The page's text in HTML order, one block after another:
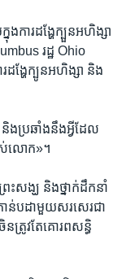
ង​ការ​ដង្ហែ​ក្បួន​អហិង្សា​
រដ្ឋ​ Ohio
ដង្ហែ​ក្បូន​អហិង្សា និង
ង​ប្រឆាំង​នឹង​អ្វី​ដែល​
ស់​លោក»។
ះ​សង្ឃ និង​ថ្នាក់​ដឹក​នាំ​
ាន់​បដា​មួយសរសេរ​ជា​
ន​ត្រូវ​តែ​គោរពសន្ធិ​